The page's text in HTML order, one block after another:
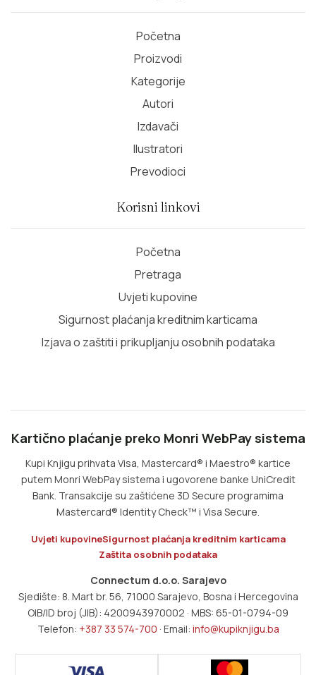
Početna
Proizvodi
Kategorije
Autori
Izdavači
Ilustratori
Prevodioci
Korisni linkovi
Početna
Pretraga
Uvjeti kupovine
Sigurnost plaćanja kreditnim karticama
Izjava o zaštiti i prikupljanju osobnih podataka
Kartično plaćanje preko Monri WebPay sistema
Kupi Knjigu prihvata Visa, Mastercard® i Maestro® kartice
putem Monri WebPay sistema i ugovorene banke UniCredit
Bank. Transakcije su zaštićene 3D Secure programima
Mastercard® Identity Check™ i Visa Secure.
Uvjeti kupovineSigurnost plaćanja kreditnim karticama
Zaštita osobnih podataka
Connectum d.o.o. Sarajevo
Sjedište: 8. Mart br. 56, 71000 Sarajevo, Bosna i Hercegovina
OIB/ID broj (JIB): 4200943970002 · MBS: 65-01-0794-09
Telefon: +387 33 574-700 · Email: info@kupiknjigu.ba